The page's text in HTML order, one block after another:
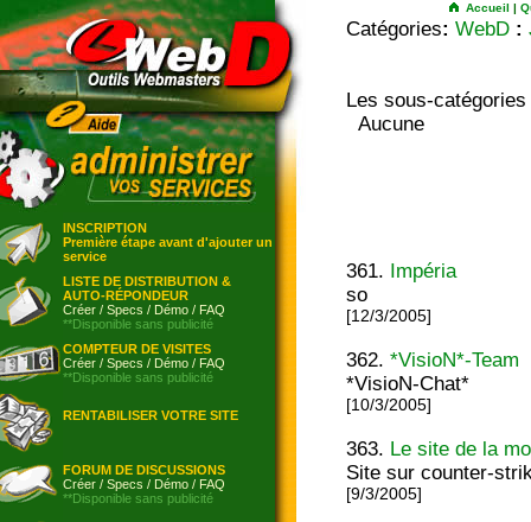
INSCRIPTION
Première étape avant d'ajouter un
service
LISTE DE DISTRIBUTION &
AUTO-RÉPONDEUR
Créer / Specs / Démo / FAQ
**Disponible sans publicité
COMPTEUR DE VISITES
Créer / Specs / Démo / FAQ
**Disponible sans publicité
RENTABILISER VOTRE SITE
FORUM DE DISCUSSIONS
Créer / Specs / Démo / FAQ
**Disponible sans publicité
Accueil |
Catégories: WebD :
Les sous-catégories
Aucune
361. Impéria
so
[12/3/2005]
362.*VisioN*-Team
*VisioN-Chat*
[10/3/2005]
363. Le site de la
Site sur counter-
[9/3/2005]